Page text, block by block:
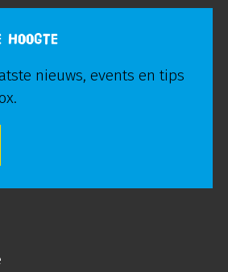
HOOGTE
nieuws, events en tips